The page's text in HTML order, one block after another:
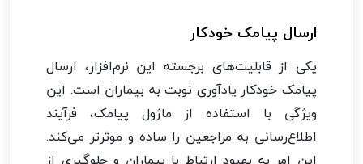
ارسال پیامک خودکار
یکی از قابلیت‌های برجسته این نرم‌افزار، ارسال
پیامک خودکار یادآوری نوبت به بیماران است. این
ویژگی با استفاده از ماژول پیامک، فرآیند
اطلاع‌رسانی به مراجعین را ساده و موثرتر می‌کند.